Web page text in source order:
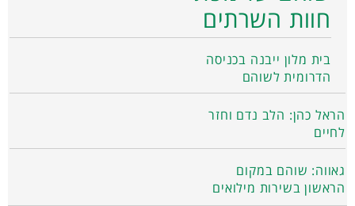
חוות השרתים
בית מלון ייבנה בכניסה
הדרומית לשוהם
הראל כהן: הלב נדם וחזר
לחיים
גאווה: שוהם במקום
הראשון בשירות מילואים